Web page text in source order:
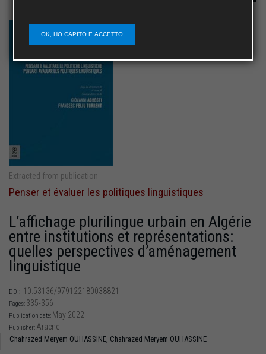
Extracted from publication
Penser et évaluer les politiques linguistiques
L’affichage plurilingue urbain en Algérie
entre institutions et représentations:
quelles perspectives d’aménagement
linguistique
DOI: 10.53136/979122180038821
Pages: 335-356
Publication date: May 2022
Publisher: Aracne
Chahrazed Meryem OUHASSINE, Chahrazed Meryem OUHASSINE
OK, HO CAPITO E ACCETTO